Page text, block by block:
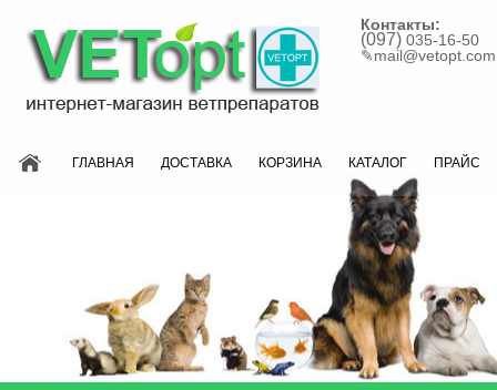
Контакты:
(097) 035-16-50
✎mail@vetopt.com
ГЛАВНАЯ ДОСТАВКА КОРЗИНА КАТАЛОГ ПРАЙС